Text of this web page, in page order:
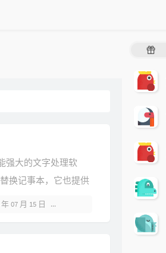
强大的文字处理软
换记事本，它也提供
师许多强悍的功能。
年 07 月 15 日
随
章